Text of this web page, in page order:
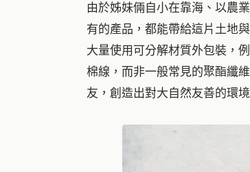
由於姊妹倆自小在靠海、以農
有的產品，都能帶給這片土地
大量使用可分解材質外包裝，
棉線，而非一般常見的聚酯纖維
友，創造出對大自然友善的環境